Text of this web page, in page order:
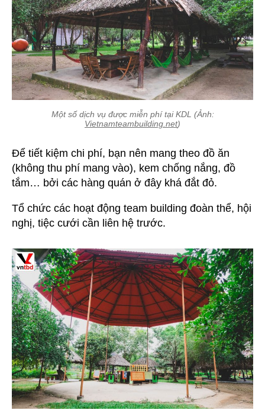
Một số dịch vụ được miễn phí tại KDL (Ảnh:
Vietnamteambuilding.net)
Để tiết kiệm chi phí, bạn nên mang theo đồ ăn
(không thu phí mang vào), kem chống nắng, đồ
tắm… bởi các hàng quán ở đây khá đắt đỏ.
Tổ chức các hoạt động team building đoàn thể, hội
nghị, tiệc cưới cần liên hệ trước.